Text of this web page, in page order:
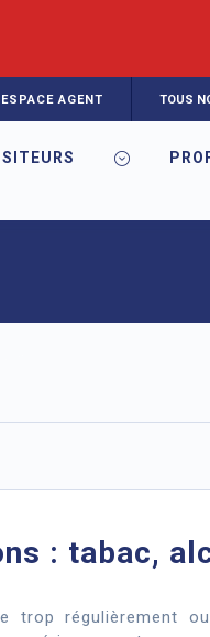
ESPACE AGENT TOUS
: tabac,
régulièrement